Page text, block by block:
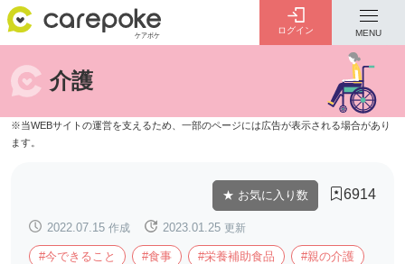
ログイン MENU
ID・パスワードをお忘れの方はこちら
カテゴリー
介護
★ お気に入り数 6914
2022.07.15 作成 2023.01.25 更新
#今できること #食事 #栄養補助食品 #親の介護